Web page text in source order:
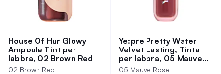
House Of Hur Glowy
Ampoule Tint per
labbra, 02 Brown Red
02 Brown Red
Ye:pre Pretty Water
Velvet Lasting, Tinta
per labbra, 05 Mauve
Rose
05 Mauve Rose